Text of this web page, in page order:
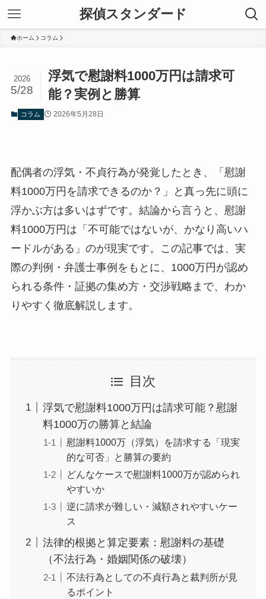
探偵スタンダード
ホーム コラム
浮気で慰謝料1000万円は請求可
能？実例と勝算
2026
5/28
コラム 2026年5月28日
配偶者の浮気・不貞行為が発覚したとき、「慰謝
料1000万円を請求できるのか？」と真っ先に頭に
浮かぶ方は多いはずです。結論から言うと、慰謝
料1000万円は「不可能ではないが、かなり高いハ
ードルがある」のが現実です。この記事では、実
際の判例・弁護士事例をもとに、1000万円が認め
られる条件・証拠の集め方・交渉戦略まで、わか
りやすく徹底解説します。
目次
浮気で慰謝料1000万円は請求可能？慰謝
料1000万の勝算と結論
慰謝料1000万（浮気）を請求する「現実
的な可否」と勝算の要約
どんなケースで慰謝料1000万が認められ
やすいか
逆に請求が難しい・減額されやすいケー
ス
法律的根拠と算定要素：慰謝料の基礎
（不法行為・婚姻関係の破壊）
不法行為としての不貞行為と裁判所が見
るポイント